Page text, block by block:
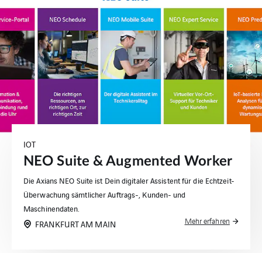
IOT
NEO Suite & Augmented Worker
Die Axians NEO Suite ist Dein digitaler Assistent für die Echtzeit-
Überwachung sämtlicher Auftrags-, Kunden- und
Maschinendaten.
FRANKFURT AM MAIN Mehr erfahren